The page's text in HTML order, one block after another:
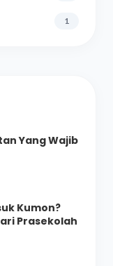
1
Yang Wajib
Kumon?
Prasekolah